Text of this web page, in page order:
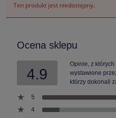
Ten produkt jest niedostępny.
Ocena sklepu
4.9
Opinie, z
wystawione
którzy dokonali
5
4